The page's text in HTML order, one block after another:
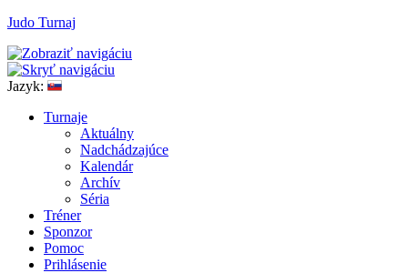
Judo Turnaj
Jazyk:
Turnaje
Aktuálny
Nadchádzajúce
Kalendár
Archív
Séria
Tréner
Sponzor
Pomoc
Prihlásenie